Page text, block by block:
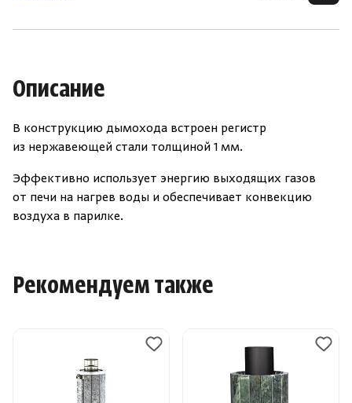
Описание
В конструкцию дымохода встроен регистр
из нержавеющей стали толщиной 1 мм.
Эффективно использует энергию выходящих газов
от печи на нагрев воды и обеспечивает конвекцию
воздуха в парилке.
Рекомендуем также